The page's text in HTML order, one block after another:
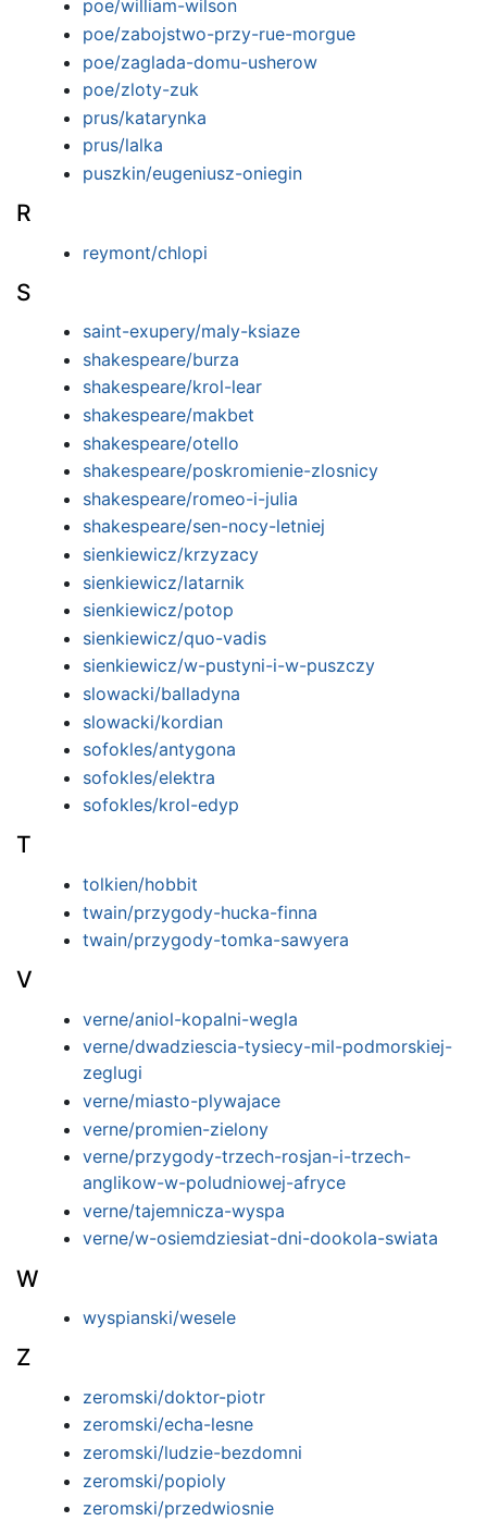
poe/william-wilson
poe/zabojstwo-przy-rue-morgue
poe/zaglada-domu-usherow
poe/zloty-zuk
prus/katarynka
prus/lalka
puszkin/eugeniusz-oniegin
R
reymont/chlopi
S
saint-exupery/maly-ksiaze
shakespeare/burza
shakespeare/krol-lear
shakespeare/makbet
shakespeare/otello
shakespeare/poskromienie-zlosnicy
shakespeare/romeo-i-julia
shakespeare/sen-nocy-letniej
sienkiewicz/krzyzacy
sienkiewicz/latarnik
sienkiewicz/potop
sienkiewicz/quo-vadis
sienkiewicz/w-pustyni-i-w-puszczy
slowacki/balladyna
slowacki/kordian
sofokles/antygona
sofokles/elektra
sofokles/krol-edyp
T
tolkien/hobbit
twain/przygody-hucka-finna
twain/przygody-tomka-sawyera
V
verne/aniol-kopalni-wegla
verne/dwadziescia-tysiecy-mil-podmorskiej-
zeglugi
verne/miasto-plywajace
verne/promien-zielony
verne/przygody-trzech-rosjan-i-trzech-
anglikow-w-poludniowej-afryce
verne/tajemnicza-wyspa
verne/w-osiemdziesiat-dni-dookola-swiata
W
wyspianski/wesele
Z
zeromski/doktor-piotr
zeromski/echa-lesne
zeromski/ludzie-bezdomni
zeromski/popioly
zeromski/przedwiosnie